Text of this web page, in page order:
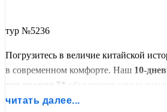
тур №5236
Погрузитесь в величие китайской
в современном комфорте. Наш 10-
тур уровня 5* объединяет самые
достопримечательности Поднебесной
читать далее...